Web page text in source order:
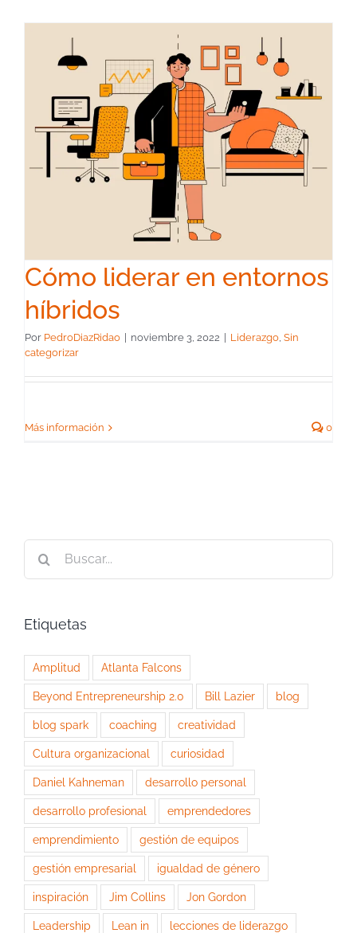
Cómo liderar en entornos
híbridos
Por PedroDiazRidao noviembre 3, 2022 Liderazgo, Sin
categorizar
Más información 0
Etiquetas
Amplitud Atlanta Falcons
Beyond Entrepreneurship 2.0 Bill Lazier blog
blog spark coaching creatividad
Cultura organizacional curiosidad
Daniel Kahneman desarrollo personal
desarrollo profesional emprendedores
emprendimiento gestión de equipos
gestión empresarial igualdad de género
inspiración Jim Collins Jon Gordon
Leadership Lean in lecciones de liderazgo